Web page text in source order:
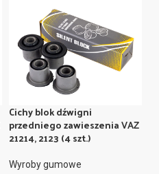
Cichy blok dźwigni
przedniego zawieszenia VAZ
21214, 2123 (4 szt.)
Wyroby gumowe